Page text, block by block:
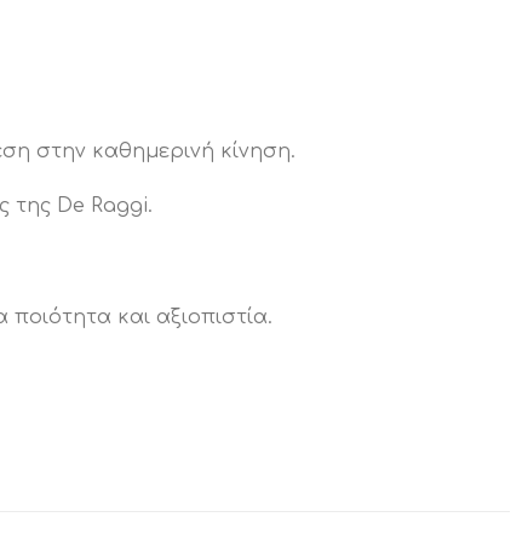
στην καθημερινή κίνηση.
της De Raggi.
και αξιοπιστία.